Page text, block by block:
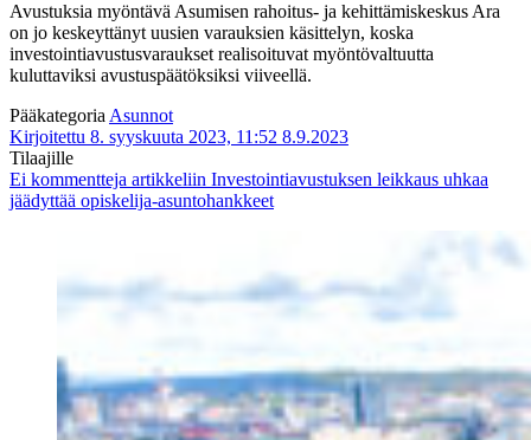
Avustuksia myöntävä Asumisen rahoitus- ja kehittämiskeskus Ara
on jo keskeyttänyt uusien varauksien käsittelyn, koska
investointiavustusvaraukset realisoituvat myöntövaltuutta
kuluttaviksi avustuspäätöksiksi viiveellä.
Pääkategoria Asunnot
Kirjoitettu 8. syyskuuta 2023, 11:52 8.9.2023
Tilaajille
Ei kommentteja artikkeliin Investointiavustuksen leikkaus uhkaa
jäädyttää opiskelija-asuntohankkeet